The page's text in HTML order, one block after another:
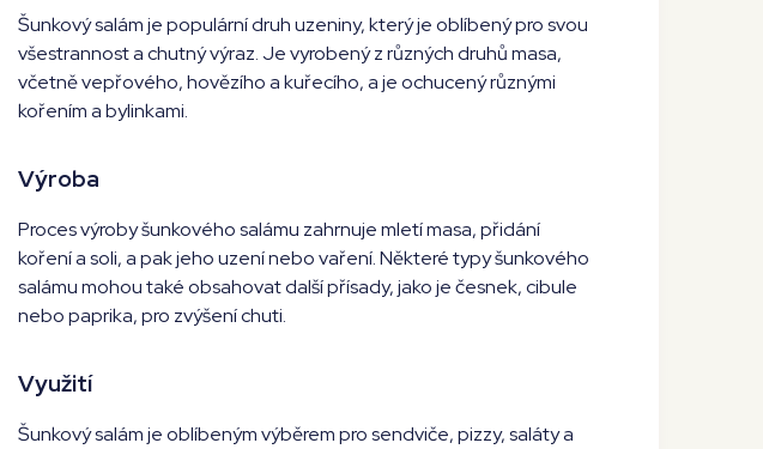
Šunkový salám je populární druh uzeniny, který je oblíbený pro svou
všestrannost a chutný výraz. Je vyrobený z různých druhů masa,
včetně vepřového, hovězího a kuřecího, a je ochucený různými
kořením a bylinkami.
Výroba
Proces výroby šunkového salámu zahrnuje mletí masa, přidání
koření a soli, a pak jeho uzení nebo vaření. Některé typy šunkového
salámu mohou také obsahovat další přísady, jako je česnek, cibule
nebo paprika, pro zvýšení chuti.
Využití
Šunkový salám je oblíbeným výběrem pro sendviče, pizzy, saláty a